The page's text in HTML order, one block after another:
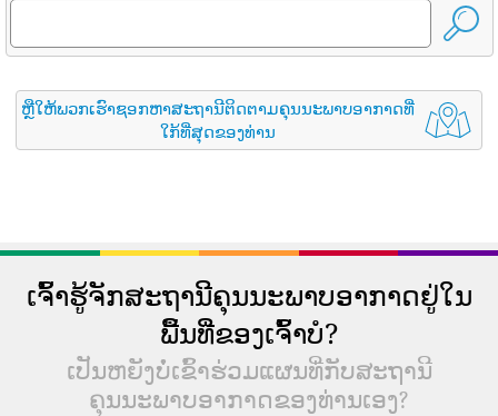
ຫຼືໃຫ້ພວກເຮົາຊອກຫາສະຖານີຕິດຕາມຄຸນນະພາບອາກາດທີ່
ໃກ້ທີ່ສຸດຂອງທ່ານ
ເຈົ້າຮູ້ຈັກສະຖານີຄຸນນະພາບອາກາດຢູ່ໃນ
ພື້ນທີ່ຂອງເຈົ້າບໍ?
ເປັນຫຍັງບໍ່ເຂົ້າຮ່ວມແຜນທີ່ກັບສະຖານີ
ຄຸນນະພາບອາກາດຂອງທ່ານເອງ?